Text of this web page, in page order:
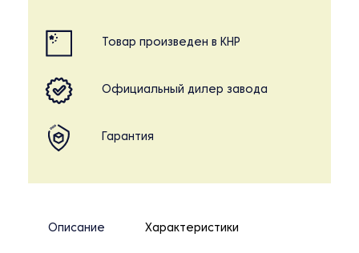
Товар произведен в КНР
Официальный дилер завода
Гарантия
Описание Характеристики